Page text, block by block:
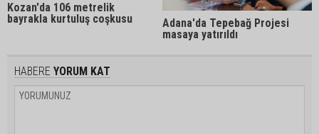
Kozan'da 106 metrelik
bayrakla kurtuluş coşkusu
Adana'da Tepebağ Projesi
masaya yatırıldı
HABERE YORUM KAT